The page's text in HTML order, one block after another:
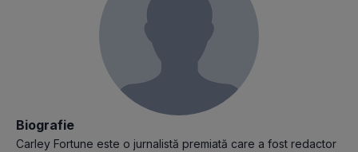
Biografie
Carley Fortune este o jurnalistă premiată care a fost redactor